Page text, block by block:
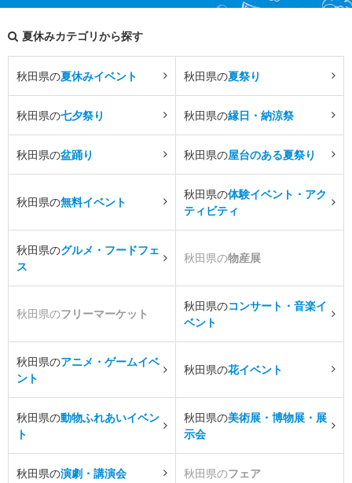
夏休みカテゴリから探す
秋田県の夏休みイベント 秋田県の夏祭り
秋田県の七夕祭り 秋田県の縁日・納涼祭
秋田県の盆踊り 秋田県の屋台のある夏祭り
秋田県の無料イベント
秋田県の体験イベント・アク
ティビティ
秋田県のグルメ・フードフェ
ス
秋田県の物産展
秋田県のフリーマーケット
秋田県のコンサート・音楽イ
ベント
秋田県のアニメ・ゲームイベ
ント
秋田県の花イベント
秋田県の動物ふれあいイベン
ト
秋田県の美術展・博物展・展
示会
秋田県の演劇・講演会 秋田県のフェア